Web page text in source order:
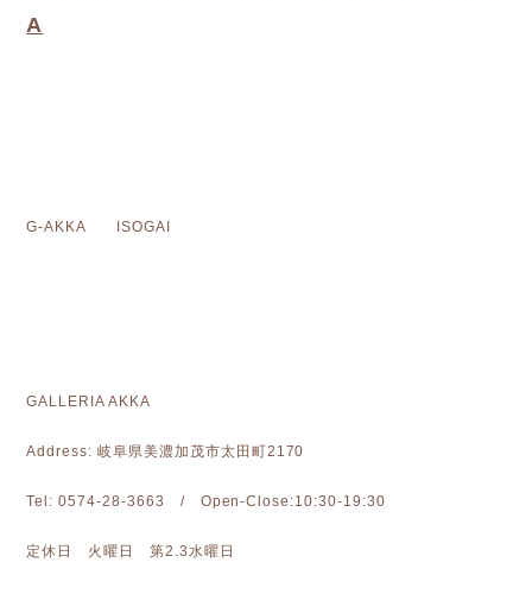
A
G-AKKA ISOGAI
GALLERIA AKKA
Address: 岐阜県美濃加茂市太田町2170
Tel: 0574-28-3663 / Open-Close:10:30-19:30
定休日 火曜日 第2.3水曜日